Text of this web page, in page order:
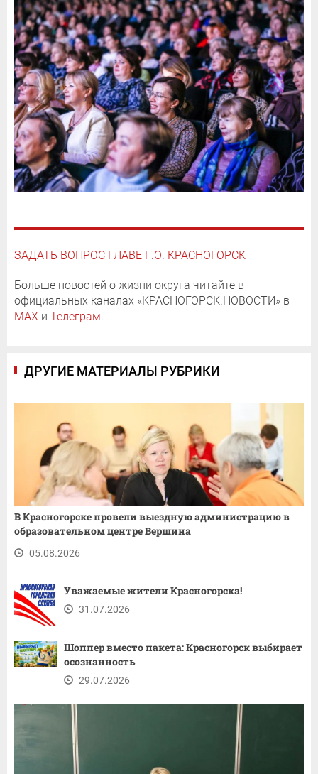
ЗАДАТЬ ВОПРОС ГЛАВЕ Г.О. КРАСНОГОРСК
Больше новостей о жизни округа читайте в
официальных каналах «КРАСНОГОРСК.НОВОСТИ» в
MAX и Телеграм.
ДРУГИЕ МАТЕРИАЛЫ РУБРИКИ
В Красногорске провели выездную администрацию в
образовательном центре Вершина
05.08.2026
Уважаемые жители Красногорска!
31.07.2026
Шоппер вместо пакета: Красногорск выбирает
осознанность
29.07.2026